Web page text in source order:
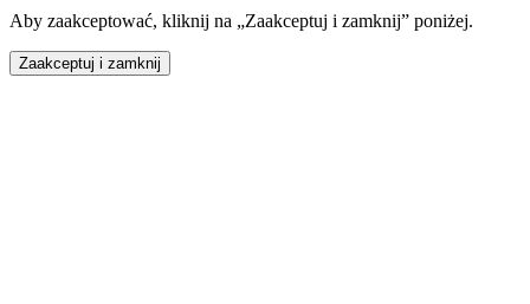
Aby zaakceptować, kliknij na „Zaakceptuj i zamknij” poniżej.
Zaakceptuj i zamknij